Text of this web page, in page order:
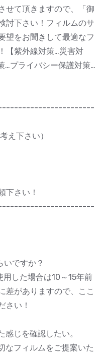
せて頂きますので、「御
討下さい！フィルムのサ
望をお聞きして最適なフ
【紫外線対策…災害対
…プライバシー保護対策…
え下さい）
下さい！
いですか？
した場合は10～15年前
がありますので、ここ
さい！
じを確認したい。
なフィルムをご提案いた